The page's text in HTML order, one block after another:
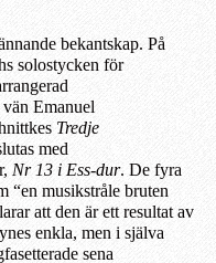
bekantskap. På
solostycken för
Emanuel
Tredje
med
Nr 13 i Ess-dur. De fyra
“en musikstråle bruten
att den är ett resultat av
enkla, men i själva
sena